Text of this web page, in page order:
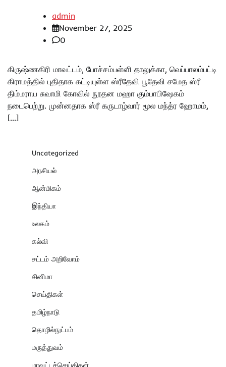
admin
November 27, 2025
0
கிருஷ்ணகிரி மாவட்டம், போச்சம்பள்ளி தாலுக்கா, வெப்பாலம்பட்டி
கிராமத்தில் புதிதாக கட்டியுள்ள ஸ்ரீதேவி பூதேவி சமேத ஸ்ரீ
திம்மராய சுவாமி கோவில் நூதன மஹா கும்பாபிஷேகம்
நடைபெற்று. முன்னதாக ஸ்ரீ கருடாழ்வார் மூல மந்த்ர ஹோமம்,
[…]
Uncategorized
அரசியல்
ஆன்மிகம்
இந்தியா
உலகம்
கல்வி
சட்டம் அறிவோம்
சினிமா
செய்திகள்
தமிழ்நாடு
தொழில்நுட்பம்
மருத்துவம்
மாவட்டச்செய்திகள்